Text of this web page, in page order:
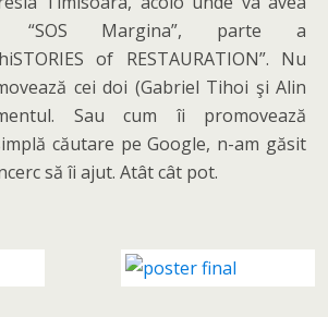
“SOS Margina”, parte a
of RESTAURATION”. Nu
cei doi (Gabriel Tihoi şi Alin
Sau cum îi promovează
căutare pe Google, n-am găsit
să îi ajut. Atât cât pot.